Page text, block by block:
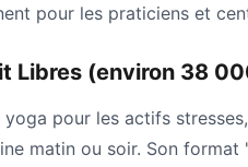
pour les praticiens et
Libres (environ 38
yoga pour les actifs
matin ou soir. Son